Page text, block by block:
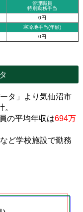
管理職員
特別勤務手当
0円
寒冷地手当(年額)
0円
タ」より気仙沼市
の平均年収は694万
ど学校施設で勤務